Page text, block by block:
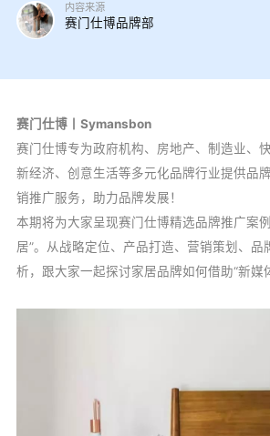
内容来源
赛门仕博品牌部
赛门仕博丨Symansbon
赛门仕博专为政府机构、房地产、制造业、
新经济、创意生活等多元化品牌行业提供品
销推广服务，助力品牌发展！
本期将为大家呈现赛门仕博精选品牌推广案
居”。从战略定位、产品打造、营销策划、品
析，跟大家一起探讨家居品牌如何借助“新媒